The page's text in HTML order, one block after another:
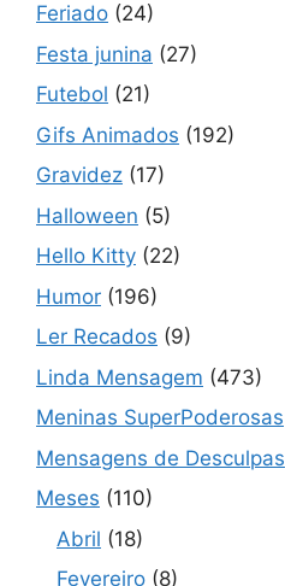
Feriado (24)
Festa junina (27)
Futebol (21)
Gifs Animados (192)
Gravidez (17)
Halloween (5)
Hello Kitty (22)
Humor (196)
Ler Recados (9)
Linda Mensagem (473)
Meninas SuperPoderosas
Mensagens de Desculpas
Meses (110)
Abril (18)
Fevereiro (8)